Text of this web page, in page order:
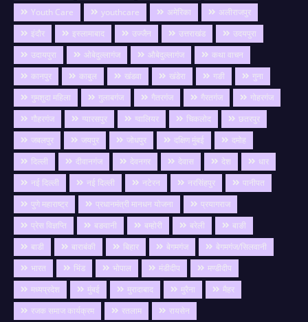
Youth Care
youthcare अमेरिका
अलीराजपुर
इंदौर
इस्लामाबाद उज्जैन उत्तराखंड
उदयपुरा
उदायपुरा
ओबेदुल्लागंज औबेदुल्लागंज
कथा वाचन
कानपुर
काबुल खंडवा खंडेरा गङी
गुना
गुमशुदा महिला
गुलाबगंज गैतरगंज गैरतगंज
गोहरगंज
गौहरगंज
ग्यारसपुर ग्वालियर चिकलोद
छतरपुर
जबलपुर
जयपुर जोधपुर दक्षिण मुंबई
दमोह
दिल्ली
दीवानगंज देवनगर देवास देश
धार
नई दिल्ली
नई दिल्ली नटेरन नरसिंहपुर
पानीपत
पुणे महाराष्ट्र
प्रधानमंत्री मानधन योजना
प्रयागराज
प्रेस विज्ञप्ति
बङवानी बम्होरी बरेली
बाङी
बाडी
बाराबंकी बिहार बेगमगंज
बेगमगंज/सिलवानी
भारत
भिंड भोपाल मंडीदीप
मण्डीदीप
मध्यप्रदेश
मुंबई मुरादाबाद मुरैना
मैहर
रजक समाज कार्यक्रम
रतलाम
रायसेन